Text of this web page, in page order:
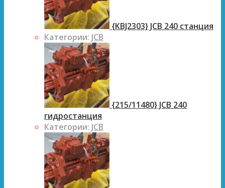
{KBJ2303} JCB 240 станция
Категории: JCB
{215/11480} JCB 240
гидростанция
Категории: JCB